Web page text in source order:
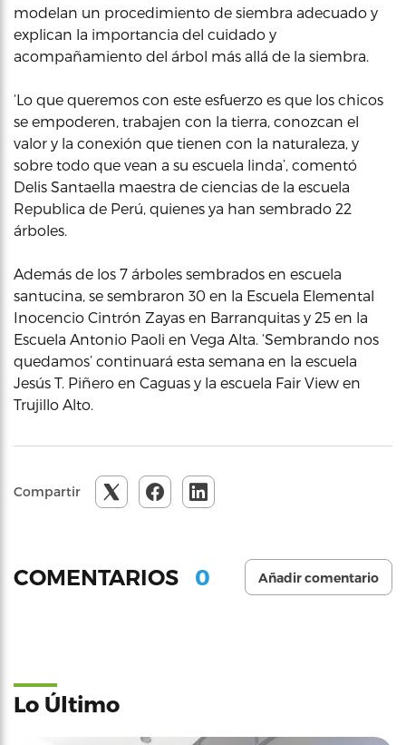
modelan un procedimiento de siembra adecuado y
explican la importancia del cuidado y
acompañamiento del árbol más allá de la siembra.
‘Lo que queremos con este esfuerzo es que los chicos
se empoderen, trabajen con la tierra, conozcan el
valor y la conexión que tienen con la naturaleza, y
sobre todo que vean a su escuela linda’, comentó
Delis Santaella maestra de ciencias de la escuela
Republica de Perú, quienes ya han sembrado 22
árboles.
Además de los 7 árboles sembrados en escuela
santucina, se sembraron 30 en la Escuela Elemental
Inocencio Cintrón Zayas en Barranquitas y 25 en la
Escuela Antonio Paoli en Vega Alta. ‘Sembrando nos
quedamos’ continuará esta semana en la escuela
Jesús T. Piñero en Caguas y la escuela Fair View en
Trujillo Alto.
Compartir
COMENTARIOS 0 Añadir comentario
Lo Último